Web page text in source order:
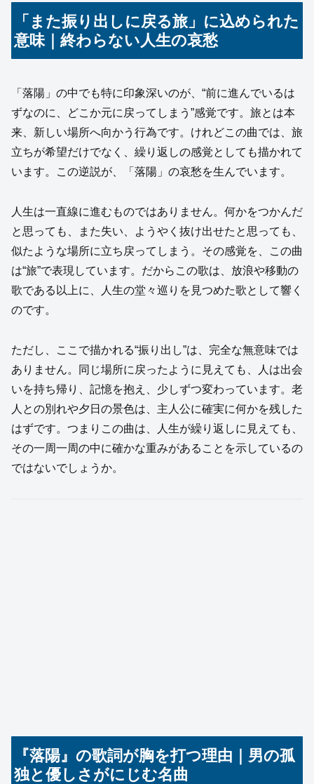
「また振り出しに戻る旅」に込められた
意味｜終わらない人生の哀愁
「落陽」の中でも特に印象深いのが、“前に進んでいるは
ずなのに、どこか元に戻ってしまう”感覚です。旅とは本
来、新しい場所へ向かう行為です。けれどこの曲では、旅
立ちが希望だけでなく、繰り返しの感覚としても描かれて
います。この逆説が、「落陽」の哀愁を生んでいます。
人生は一直線に進むものではありません。何かをつかんだ
と思っても、また失い、ようやく抜け出せたと思っても、
似たような場所に立ち戻ってしまう。その感覚を、この曲
は“旅”で表現しています。だからこの歌は、放浪や移動の
歌である以上に、人生の堂々巡りを見つめた歌として響く
のです。
ただし、ここで描かれる“振り出し”は、完全な無意味では
ありません。同じ場所に戻ったように見えても、人は出会
いを持ち帰り、記憶を抱え、少しずつ変わっています。老
人との別れや夕日の景色は、主人公に確実に何かを残した
はずです。つまりこの曲は、人生が繰り返しに見えても、
その一周一周の中に確かな重みがあることを示しているの
ではないでしょうか。
『落陽』の歌詞が胸を打つ理由｜男の孤
独と優しさがにじむ名曲